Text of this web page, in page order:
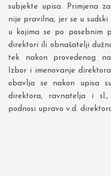
subjekte upisa. Primjena
nije pravilna, jer se u
u kojima se po posebnim
direktori ili obnašatelji
tek nakon provedenog
Izbor i imenovanje
obavlja se nakon upisa
direktora, ravnatelja i
podnosi upravo v.d.